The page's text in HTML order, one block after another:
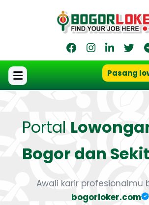
Pasang
Portal
Bogor dan
Awali karir profesionalmu
bogorloker.com